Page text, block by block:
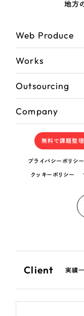
地方
Web Produce
Works
Outsourcing
Company
無料で課題整
プライバシーポリシー
クッキーポリシー
Client 実績